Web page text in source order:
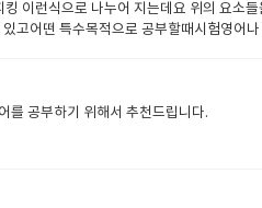
이런식으로 나누어 지는데요 위의 요소들
고어떤 특수목적으로 공부할때시험영어
피킹이 부족할경우라이팅과 스피킹을 집중
리가 많이 도와드리겠습니다 선생님이 자
그래서 수업중에 자신이 한말에 대한 교
주 잘한답니다대표적으로 투마치토크 박
분들은 라이팅수업을 집중적으로 하다보
어를 공부하기 위해서 추천드립니다.​